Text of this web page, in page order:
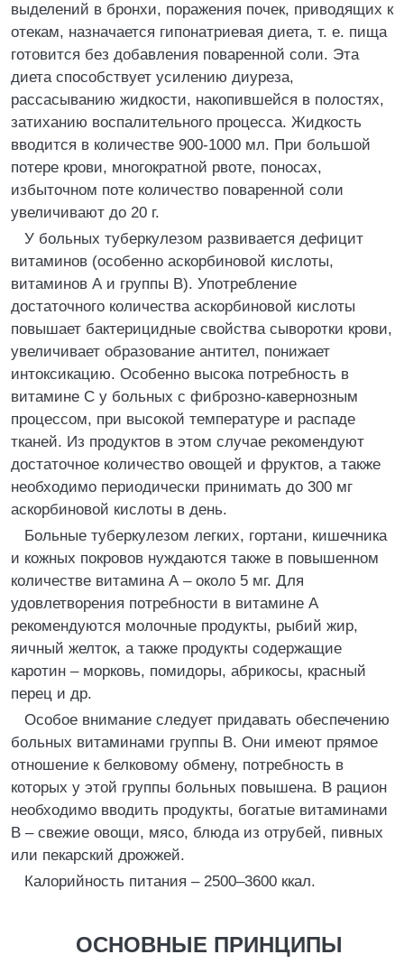
выделений в бронхи, поражения почек, приводящих к
отекам, назначается гипонатриевая диета, т. е. пища
готовится без добавления поваренной соли. Эта
диета способствует усилению диуреза,
рассасыванию жидкости, накопившейся в полостях,
затиханию воспалительного процесса. Жидкость
вводится в количестве 900-1000 мл. При большой
потере крови, многократной рвоте, поносах,
избыточном поте количество поваренной соли
увеличивают до 20 г.
У больных туберкулезом развивается дефицит
витаминов (особенно аскорбиновой кислоты,
витаминов А и группы В). Употребление
достаточного количества аскорбиновой кислоты
повышает бактерицидные свойства сыворотки крови,
увеличивает образование антител, понижает
интоксикацию. Особенно высока потребность в
витамине С у больных с фиброзно-кавернозным
процессом, при высокой температуре и распаде
тканей. Из продуктов в этом случае рекомендуют
достаточное количество овощей и фруктов, а также
необходимо периодически принимать до 300 мг
аскорбиновой кислоты в день.
Больные туберкулезом легких, гортани, кишечника
и кожных покровов нуждаются также в повышенном
количестве витамина А – около 5 мг. Для
удовлетворения потребности в витамине А
рекомендуются молочные продукты, рыбий жир,
яичный желток, а также продукты содержащие
каротин – морковь, помидоры, абрикосы, красный
перец и др.
Особое внимание следует придавать обеспечению
больных витаминами группы В. Они имеют прямое
отношение к белковому обмену, потребность в
которых у этой группы больных повышена. В рацион
необходимо вводить продукты, богатые витаминами
В – свежие овощи, мясо, блюда из отрубей, пивных
или пекарский дрожжей.
Калорийность питания – 2500–3600 ккал.
ОСНОВНЫЕ ПРИНЦИПЫ